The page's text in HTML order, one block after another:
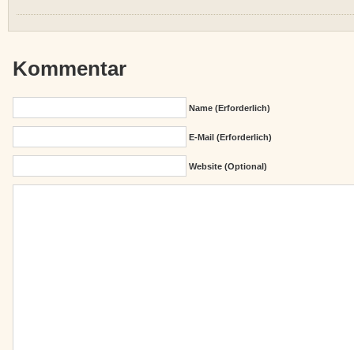
Kommentar
Name (erforderlich)
E-Mail (erforderlich)
Website (Optional)